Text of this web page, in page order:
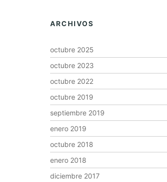
ARCHIVOS
octubre 2025
octubre 2023
octubre 2022
octubre 2019
septiembre 2019
enero 2019
octubre 2018
enero 2018
diciembre 2017